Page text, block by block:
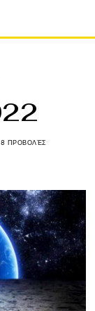
ΠΡΟΒΟΛΈΣ